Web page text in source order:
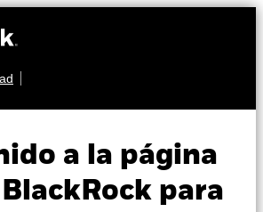
a la página
para
Fund (IE)